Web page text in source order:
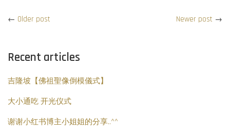
← Older post Newer post →
Recent articles
吉隆坡【佛祖聖像倒模儀式】
大小通吃 开光仪式
谢谢小红书博主小姐姐的分享..^^